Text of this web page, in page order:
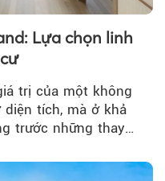
Lựa chọn linh
trị của một không
tích, mà ở khả
trước những thay